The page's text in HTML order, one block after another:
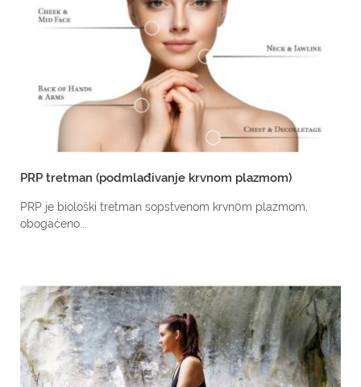
PRP tretman (podmlađivanje krvnom plazmom)
PRP je biološki tretman sopstvenom krvn0m plazmom,
obogaćeno...